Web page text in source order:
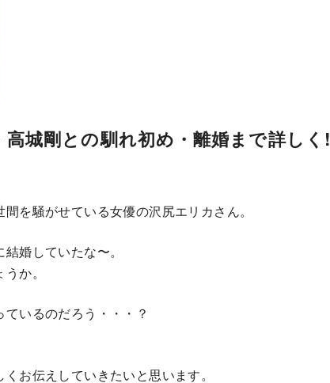
城剛との馴れ初め・離婚まで詳しく!
を騒がせている女優の沢尻エリカさん。
婚していたな〜。
か。
いるのだろう・・・？
お伝えしていきたいと思います。